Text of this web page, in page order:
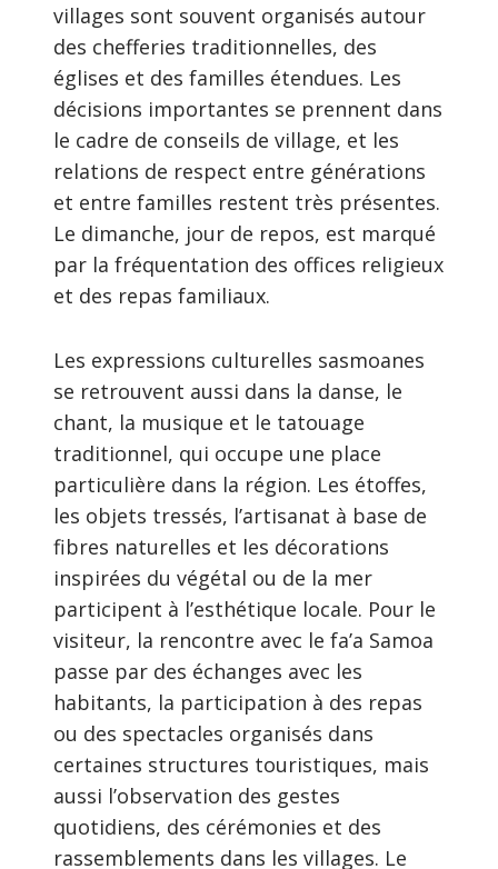
villages sont souvent organisés autour
des chefferies traditionnelles, des
églises et des familles étendues. Les
décisions importantes se prennent dans
le cadre de conseils de village, et les
relations de respect entre générations
et entre familles restent très présentes.
Le dimanche, jour de repos, est marqué
par la fréquentation des offices religieux
et des repas familiaux.
Les expressions culturelles sasmoanes
se retrouvent aussi dans la danse, le
chant, la musique et le tatouage
traditionnel, qui occupe une place
particulière dans la région. Les étoffes,
les objets tressés, l’artisanat à base de
fibres naturelles et les décorations
inspirées du végétal ou de la mer
participent à l’esthétique locale. Pour le
visiteur, la rencontre avec le fa’a Samoa
passe par des échanges avec les
habitants, la participation à des repas
ou des spectacles organisés dans
certaines structures touristiques, mais
aussi l’observation des gestes
quotidiens, des cérémonies et des
rassemblements dans les villages. Le